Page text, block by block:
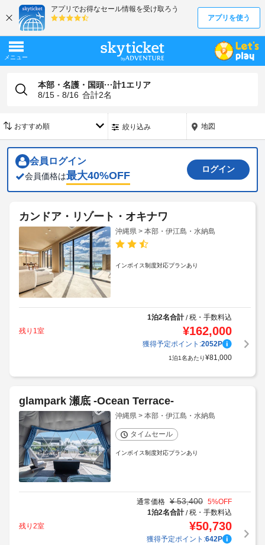
本部・名護・国頭···計1エリア
8/15 - 8/16 合計2名
絞り込み 地図
会員ログイン
会員価格は最大40%OFF
ログイン
カンドア・リゾート・オキナワ
沖縄県 > 本部・伊江島・水納島
インボイス制度対応プランあり
1泊2名合計/税・手数料込
残り1室
¥162,000
獲得予定ポイント:2052P
1泊1名あたり¥81,000
glampark 瀬底 -Ocean Terrace-
沖縄県 > 本部・伊江島・水納島
タイムセール
インボイス制度対応プランあり
通常価格 ¥ 53,400 5%OFF
1泊2名合計/税・手数料込
残り2室
¥50,730
獲得予定ポイント:642P